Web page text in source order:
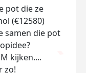
pot die ze
(€12580)
samen die pot
kijken....
zo!